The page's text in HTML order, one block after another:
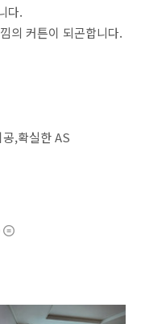
다.
의 커튼이 되곤합니다.
,확실한 AS